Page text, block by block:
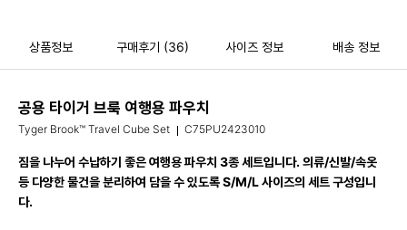
상품정보 구매후기 (36) 사이즈 정보 배송 정보
공용 타이거 브룩 여행용 파우치
Tyger Brook™ Travel Cube Set C75PU2423010
짐을 나누어 수납하기 좋은 여행용 파우치 3종 세트입니다. 의류/신발/속옷
등 다양한 물건을 분리하여 담을 수 있도록 S/M/L 사이즈의 세트 구성입니
다.